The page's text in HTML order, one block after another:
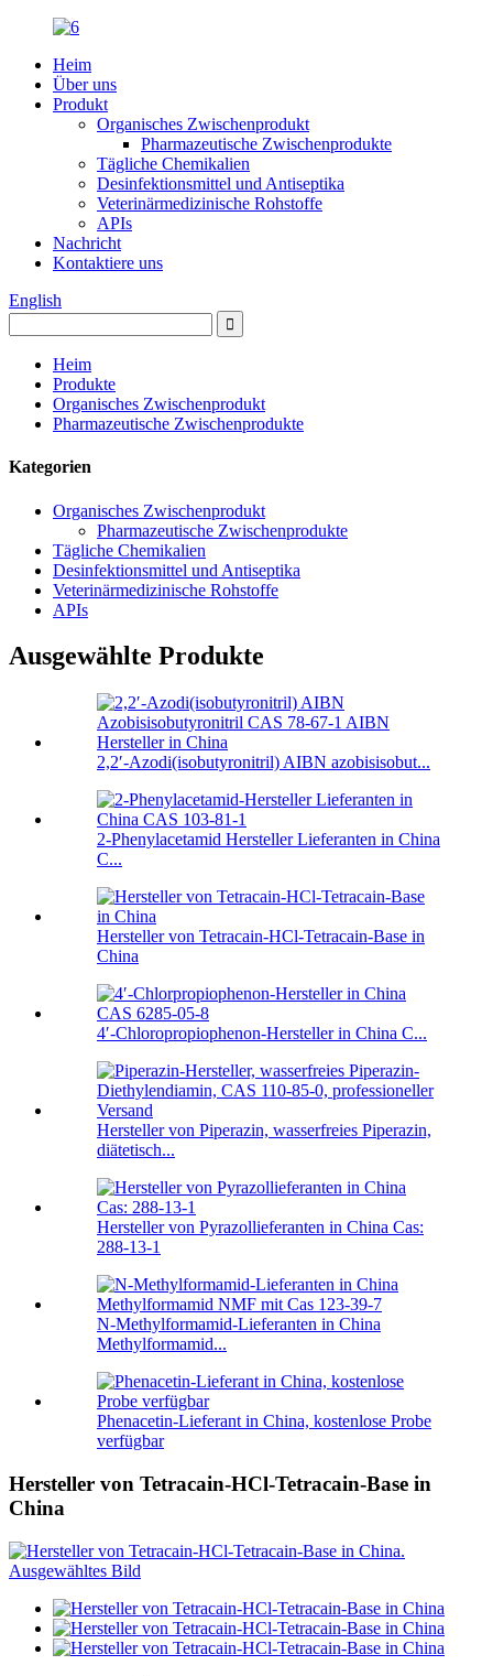
Heim
Über uns
Produkt
Organisches Zwischenprodukt
Pharmazeutische Zwischenprodukte
Tägliche Chemikalien
Desinfektionsmittel und Antiseptika
Veterinärmedizinische Rohstoffe
APIs
Nachricht
Kontaktiere uns
English
Heim
Produkte
Organisches Zwischenprodukt
Pharmazeutische Zwischenprodukte
Kategorien
Organisches Zwischenprodukt
Pharmazeutische Zwischenprodukte
Tägliche Chemikalien
Desinfektionsmittel und Antiseptika
Veterinärmedizinische Rohstoffe
APIs
Ausgewählte Produkte
2,2′-Azodi(isobutyronitril) AIBN azobisisobut...
2-Phenylacetamid Hersteller Lieferanten in China
C...
Hersteller von Tetracain-HCl-Tetracain-Base in
China
4′-Chloropropiophenon-Hersteller in China C...
Hersteller von Piperazin, wasserfreies Piperazin,
diätetisch...
Hersteller von Pyrazollieferanten in China Cas:
288-13-1
N-Methylformamid-Lieferanten in China
Methylformamid...
Phenacetin-Lieferant in China, kostenlose Probe
verfügbar
Hersteller von Tetracain-HCl-Tetracain-Base in
China